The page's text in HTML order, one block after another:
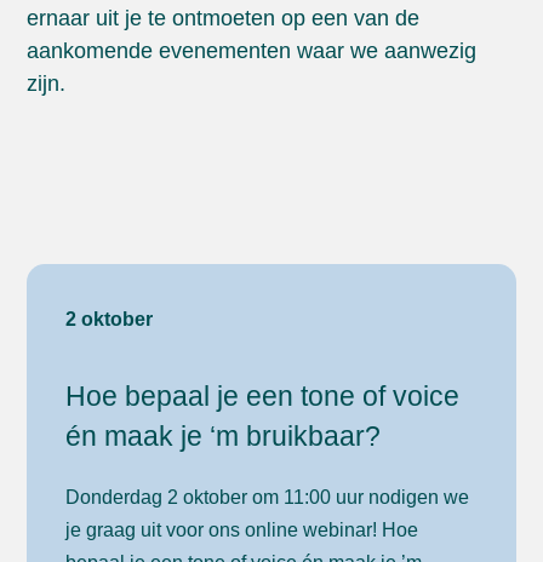
ernaar uit je te ontmoeten op een van de
aankomende evenementen waar we aanwezig
zijn.
2 oktober
Hoe bepaal je een tone of voice
én maak je ‘m bruikbaar?
Donderdag 2 oktober om 11:00 uur nodigen we
je graag uit voor ons online webinar! Hoe